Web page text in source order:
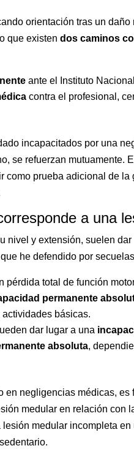
orientación tras un
que existendos caminos
ante el Instituto
contra el profesional,
incapacitados por una
se refuerzan mutuamente.
como prueba adicional de la
a una
nivel y extensión, suelen
he defendido por
pérdida total de función
permanente
básicas.
dar lugar a una
absoluta,
en negligencias médicas,
medular en relación con
medular incompleta